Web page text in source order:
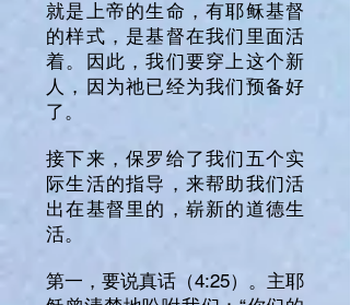
就是上帝的生命，有耶稣基督
的样式，是基督在我们里面活
着。因此，我们要穿上这个新
人，因为祂已经为我们预备好
了。
接下来，保罗给了我们五个实
际生活的指导，来帮助我们活
出在基督里的，崭新的道德生
活。
第一，要说真话（4:25）。主耶